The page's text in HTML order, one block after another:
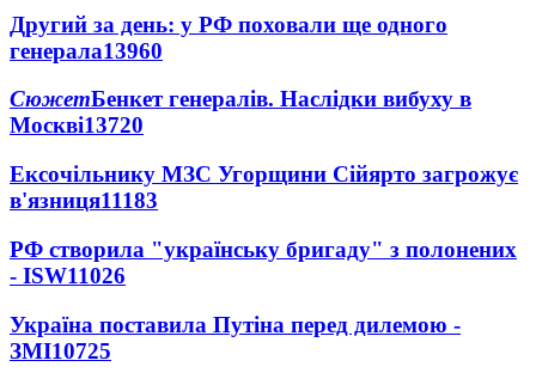
Другий за день: у РФ поховали ще одного
генерала13960
СюжетБенкет генералів. Наслідки вибуху в
Москві13720
Ексочільнику МЗС Угорщини Сійярто загрожує
в'язниця11183
РФ створила "українську бригаду" з полонених
- ISW11026
Україна поставила Путіна перед дилемою -
ЗМІ10725